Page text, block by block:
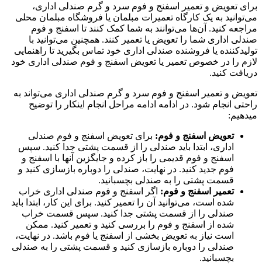
برای تعویض و تعمیر اسفنج و فوم سرد و گرم صندلی اداری،
می‌توانید به یک کارگاه تعمیرات مبلمان یا فروشگاه مبلمان محلی
مراجعه کنید. آن‌ها می‌توانند به شما کمک کنند تا اسفنج و فوم
صندلی اداری شما را تعویض یا تعمیر کنند. همچنین می‌توانید با
تولیدکننده یا فروشنده صندلی اداری خود تماس بگیرید تا راهنمایی
لازم را در خصوص تعمیر یا تعویض اسفنج و فوم صندلی اداری خود
دریافت کنید.
تعویض و تعمیر اسفنج و فوم سرد و گرم صندلی اداری می‌تواند به
راحتی انجام شود. در ادامه ادامه مراحل انجام اینکار را توضیح
میدهیم:
تعویض اسفنج و فوم: برای تعویض اسفنج و فوم صندلی
اداری، ابتدا باید صندلی را از قسمت پشتی جدا کنید. سپس
اسفنج و فوم قدیمی را باز کرده و جایگزین آنها با اسفنج و
فوم جدید کنید. در نهایت، صندلی را دوباره بازسازی کنید و
قسمت پشتی را به صندلی بچسبانید.
تعمیر اسفنج و فوم: اگر اسفنج و فوم صندلی اداری خراب
شده است، می‌توانید آن را تعمیر کنید. برای این کار، ابتدا باید
صندلی را از قسمت پشتی جدا کنید. سپس قسمت خراب
شده از اسفنج و فوم را بررسی کنید و تعمیر کنید. ممکن
است نیاز به تعویض بخشی از اسفنج یا فوم باشد. در نهایت،
صندلی را دوباره بازسازی کنید و قسمت پشتی را به صندلی
بچسبانید.